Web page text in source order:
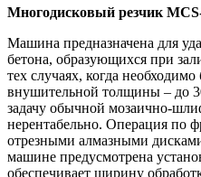
Многодисковый резчик
Машина предназначена для
бетона, образующихся при
тех случаях, когда
внушительной толщины – до
задачу обычной мозаично-
нерентабельно. Операция по
отрезными алмазными
машине предусмотрена
обеспечивает ширину